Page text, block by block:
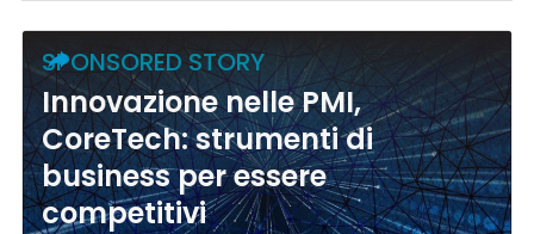
SPONSORED STORY
Innovazione nelle PMI,
CoreTech: strumenti di
business per essere
competitivi